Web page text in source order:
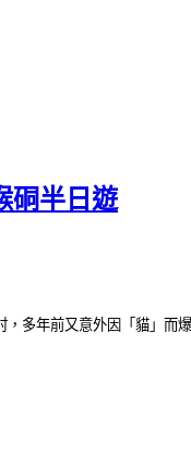
硐半日遊
多年前又意外因「貓」